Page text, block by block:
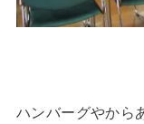
ハンバーグやから